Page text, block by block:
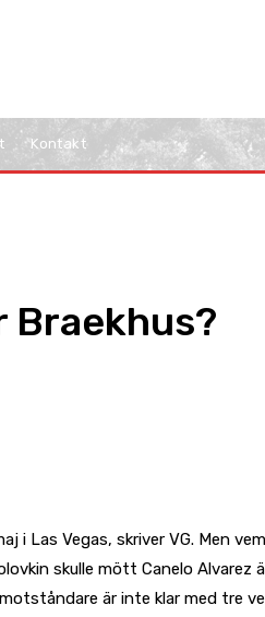
Kontakt
Braekhus?
Las Vegas, skriver VG. Men
skulle mött Canelo Alvarez
är inte klar med tre